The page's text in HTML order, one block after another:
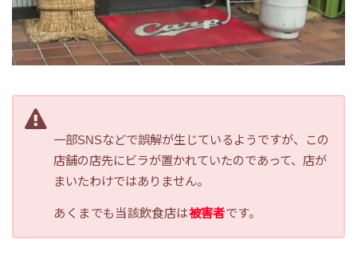
一部SNSなどで誤解が生じているようですが、この
店舗の店先にビラが置かれていたのであって、店が
まいたわけではありません。
あくまでも当該飲食店は被害者です。